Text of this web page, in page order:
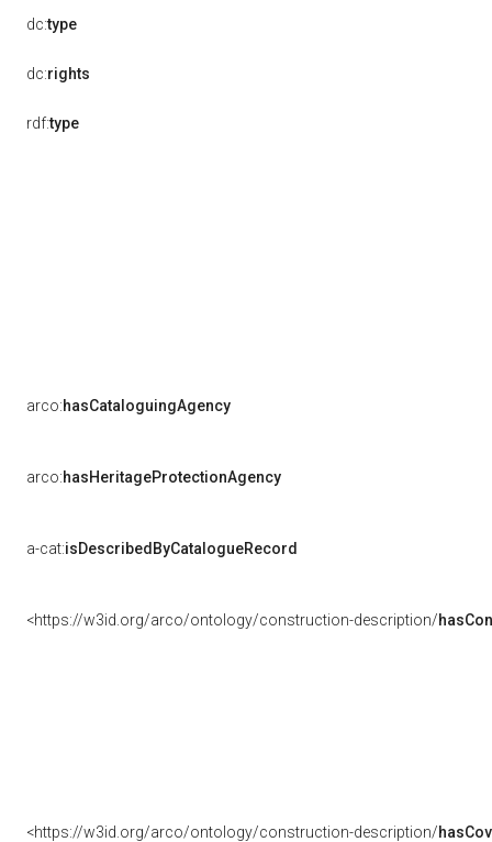
dc:type
dc:rights
rdf:type
arco:hasCataloguingAgency
arco:hasHeritageProtectionAgency
a-cat:isDescribedByCatalogueRecord
<https://w3id.org/arco/ontology/construction-description/
<https://w3id.org/arco/ontology/construction-description/